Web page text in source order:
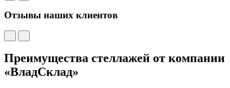
Отзывы наших клиентов
Преимущества стеллажей от компании
«ВладСклад»